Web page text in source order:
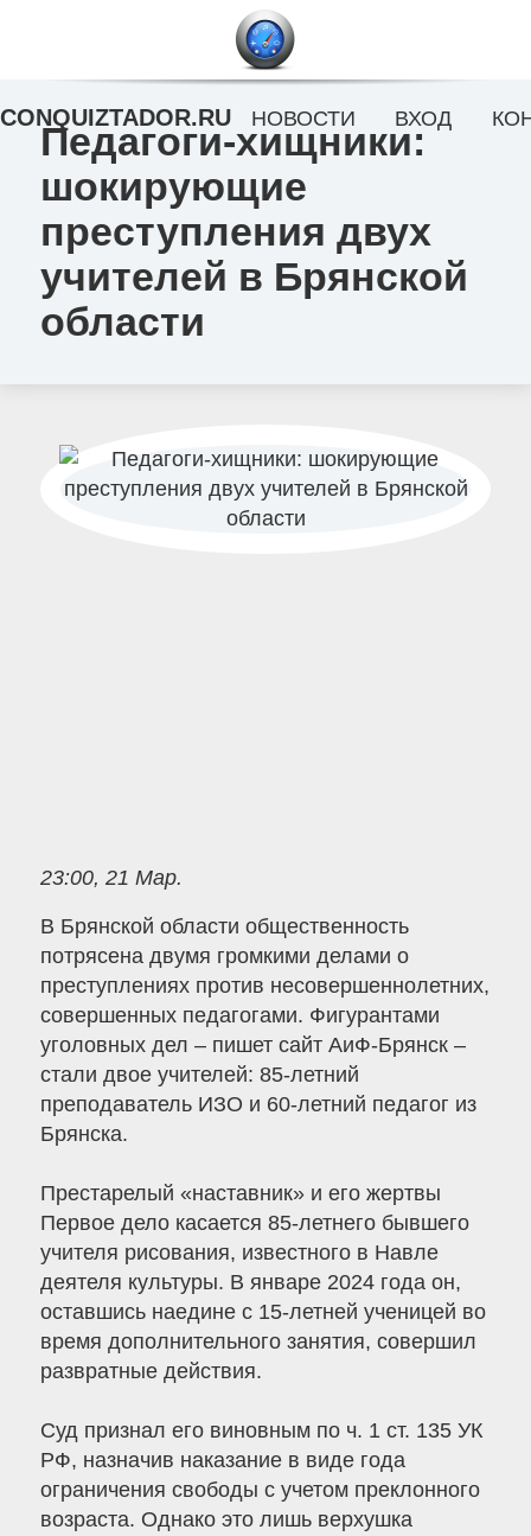
Педагоги-хищники:
шокирующие
преступления двух
учителей в Брянской
области
23:00, 21 Мар.
В Брянской области общественность
потрясена двумя громкими делами о
преступлениях против несовершеннолетних,
совершенных педагогами. Фигурантами
уголовных дел – пишет сайт АиФ-Брянск –
стали двое учителей: 85-летний
преподаватель ИЗО и 60-летний педагог из
Брянска.
Престарелый «наставник» и его жертвы
Первое дело касается 85-летнего бывшего
учителя рисования, известного в Навле
деятеля культуры. В январе 2024 года он,
оставшись наедине с 15-летней ученицей во
время дополнительного занятия, совершил
развратные действия.
Суд признал его виновным по ч. 1 ст. 135 УК
РФ, назначив наказание в виде года
ограничения свободы с учетом преклонного
возраста. Однако это лишь верхушка
CONQUIZTADOR.RU НОВОСТИ ВХОД